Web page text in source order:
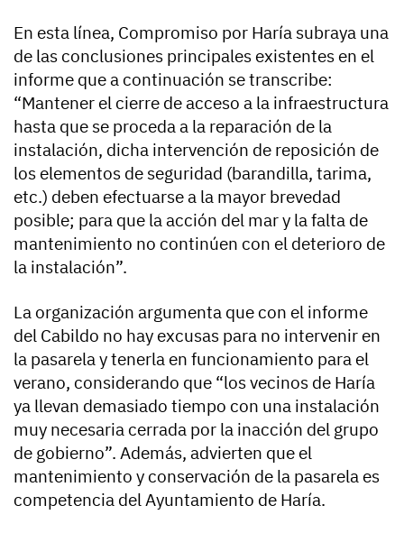
En esta línea, Compromiso por Haría subraya una
de las conclusiones principales existentes en el
informe que a continuación se transcribe:
“Mantener el cierre de acceso a la infraestructura
hasta que se proceda a la reparación de la
instalación, dicha intervención de reposición de
los elementos de seguridad (barandilla, tarima,
etc.) deben efectuarse a la mayor brevedad
posible; para que la acción del mar y la falta de
mantenimiento no continúen con el deterioro de
la instalación”.
La organización argumenta que con el informe
del Cabildo no hay excusas para no intervenir en
la pasarela y tenerla en funcionamiento para el
verano, considerando que “los vecinos de Haría
ya llevan demasiado tiempo con una instalación
muy necesaria cerrada por la inacción del grupo
de gobierno”. Además, advierten que el
mantenimiento y conservación de la pasarela es
competencia del Ayuntamiento de Haría.